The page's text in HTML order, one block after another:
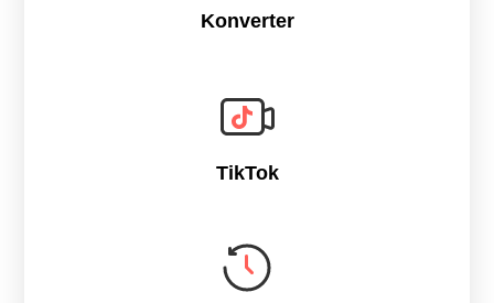
Konverter
TikTok